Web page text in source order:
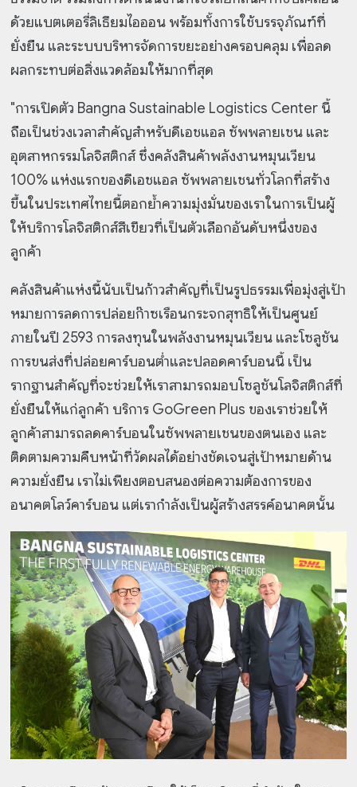
ด้วยแบตเตอรี่ลิเธียมไอออน พร้อมทั้งการใช้บรรจุภัณฑ์ที่
ยั่งยืน และระบบบริหารจัดการขยะอย่างครอบคลุม เพื่อลด
ผลกระทบต่อสิ่งแวดล้อมให้มากที่สุด
"การเปิดตัว Bangna Sustainable Logistics Center นี้
ถือเป็นช่วงเวลาสำคัญสำหรับดีเอชแอล ซัพพลายเชน และ
อุตสาหกรรมโลจิสติกส์ ซึ่งคลังสินค้าพลังงานหมุนเวียน
100% แห่งแรกของดีเอชแอล ซัพพลายเชนทั่วโลกที่สร้าง
ขึ้นในประเทศไทยนี้ตอกย้ำความมุ่งมั่นของเราในการเป็นผู้
ให้บริการโลจิสติกส์สีเขียวที่เป็นตัวเลือกอันดับหนึ่งของ
ลูกค้า
คลังสินค้าแห่งนี้นับเป็นก้าวสำคัญที่เป็นรูปธรรมเพื่อมุ่งสู่เป้า
หมายการลดการปล่อยก๊าซเรือนกระจกสุทธิให้เป็นศูนย์
ภายในปี 2593 การลงทุนในพลังงานหมุนเวียน และโซลูชัน
การขนส่งที่ปล่อยคาร์บอนต่ำและปลอดคาร์บอนนี้ เป็น
รากฐานสำคัญที่จะช่วยให้เราสามารถมอบโซลูชันโลจิสติกส์ที่
ยั่งยืนให้แก่ลูกค้า บริการ GoGreen Plus ของเราช่วยให้
ลูกค้าสามารถลดคาร์บอนในซัพพลายเชนของตนเอง และ
ติดตามความคืบหน้าที่วัดผลได้อย่างชัดเจนสู่เป้าหมายด้าน
ความยั่งยืน เราไม่เพียงตอบสนองต่อความต้องการของ
อนาคตโลว์คาร์บอน แต่เรากำลังเป็นผู้สร้างสรรค์อนาคตนั้น